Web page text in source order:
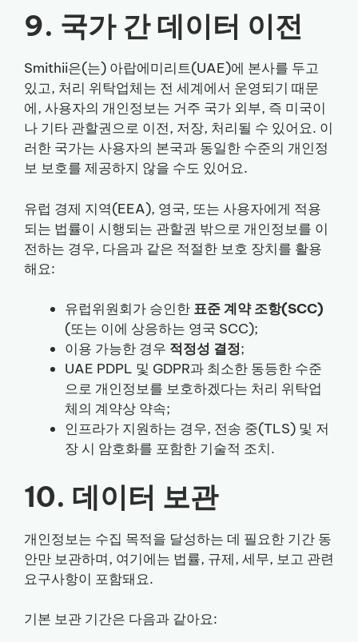
9. 국가 간 데이터 이전
Smithii은(는) 아랍에미리트(UAE)에 본사를 두고
있고, 처리 위탁업체는 전 세계에서 운영되기 때문
에, 사용자의 개인정보는 거주 국가 외부, 즉 미국이
나 기타 관할권으로 이전, 저장, 처리될 수 있어요. 이
러한 국가는 사용자의 본국과 동일한 수준의 개인정
보 보호를 제공하지 않을 수도 있어요.
유럽 경제 지역(EEA), 영국, 또는 사용자에게 적용
되는 법률이 시행되는 관할권 밖으로 개인정보를 이
전하는 경우, 다음과 같은 적절한 보호 장치를 활용
해요:
유럽위원회가 승인한 표준 계약 조항(SCC)
(또는 이에 상응하는 영국 SCC);
이용 가능한 경우 적정성 결정;
UAE PDPL 및 GDPR과 최소한 동등한 수준
으로 개인정보를 보호하겠다는 처리 위탁업
체의 계약상 약속;
인프라가 지원하는 경우, 전송 중(TLS) 및 저
장 시 암호화를 포함한 기술적 조치.
10. 데이터 보관
개인정보는 수집 목적을 달성하는 데 필요한 기간 동
안만 보관하며, 여기에는 법률, 규제, 세무, 보고 관련
요구사항이 포함돼요.
기본 보관 기간은 다음과 같아요: